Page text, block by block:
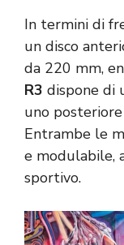
In termini di
un disco
da 220 mm,
R3 dispone di
uno posteriore
Entrambe le
e modulabile,
sportivo.